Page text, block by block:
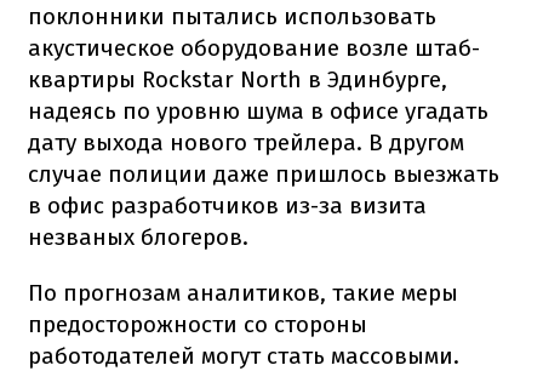
поклонники пытались использовать
акустическое оборудование возле штаб-
квартиры Rockstar North в Эдинбурге,
надеясь по уровню шума в офисе угадать
дату выхода нового трейлера. В другом
случае полиции даже пришлось выезжать
в офис разработчиков из-за визита
незваных блогеров.
По прогнозам аналитиков, такие меры
предосторожности со стороны
работодателей могут стать массовыми.